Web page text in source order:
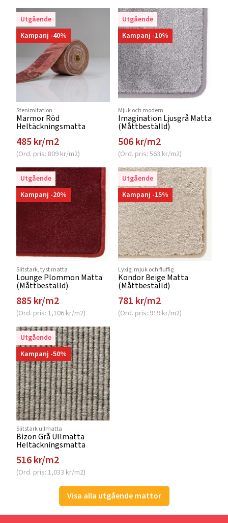
Utgående
Kampanj -40%
Stenimitation
Marmor Röd
Heltäckningsmatta
485 kr/m2
(Ord. pris: 809 kr/m2)
Utgående
Kampanj -10%
Mjuk och modern
Imagination Ljusgrå Matta
(Måttbeställd)
506 kr/m2
(Ord. pris: 563 kr/m2)
Utgående
Kampanj -20%
Slitstark, tyst matta
Lounge Plommon Matta
(Måttbeställd)
885 kr/m2
(Ord. pris: 1,106 kr/m2)
Utgående
Kampanj -15%
Lyxig, mjuk och fluffig
Kondor Beige Matta
(Måttbeställd)
781 kr/m2
(Ord. pris: 919 kr/m2)
Utgående
Kampanj -50%
Slitstark ullmatta
Bizon Grå Ullmatta
Heltäckningsmatta
516 kr/m2
(Ord. pris: 1,033 kr/m2)
Visa alla utgående mattor